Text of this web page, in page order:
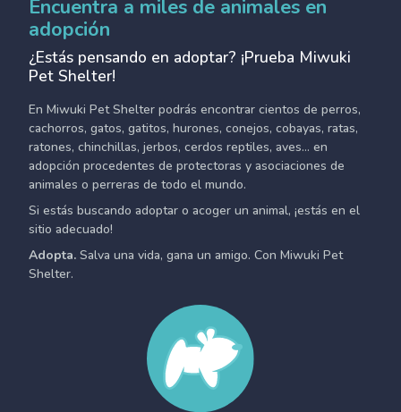
Encuentra a miles de animales en
adopción
¿Estás pensando en adoptar? ¡Prueba Miwuki
Pet Shelter!
En Miwuki Pet Shelter podrás encontrar cientos de perros,
cachorros, gatos, gatitos, hurones, conejos, cobayas, ratas,
ratones, chinchillas, jerbos, cerdos reptiles, aves... en
adopción procedentes de protectoras y asociaciones de
animales o perreras de todo el mundo.
Si estás buscando adoptar o acoger un animal, ¡estás en el
sitio adecuado!
Adopta. Salva una vida, gana un amigo. Con Miwuki Pet
Shelter.